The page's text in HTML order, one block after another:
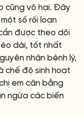
cũng vô hại. Đây
số rối loạn
được theo dõi
dài, tốt nhất
nhân bệnh lý,
chế độ sinh hoạt
em cân bằng
ngừa các biến